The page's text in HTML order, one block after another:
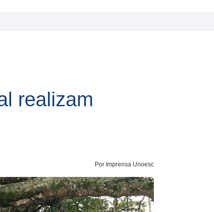
realizam
Por Imprensa Unoesc